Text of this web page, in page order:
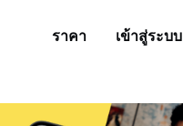
ราคา เข้าสู่ระบบ